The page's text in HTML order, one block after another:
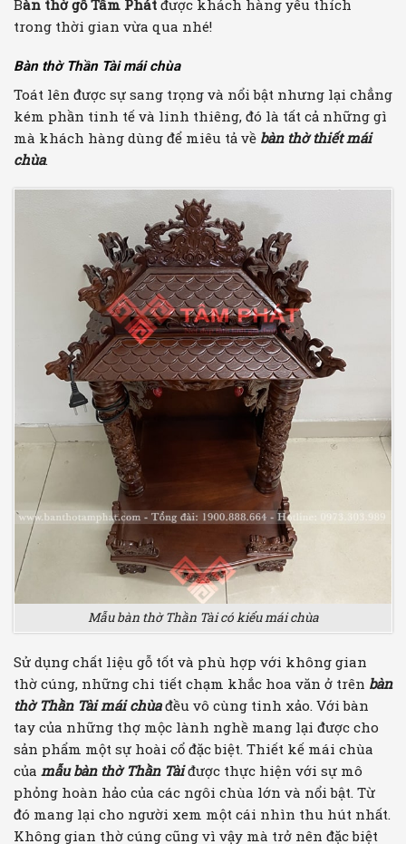
Bàn thờ gỗ Tâm Phát được khách hàng yêu thích
trong thời gian vừa qua nhé!
Bàn thờ Thần Tài mái chùa
Toát lên được sự sang trọng và nổi bật nhưng lại chẳng
kém phần tinh tế và linh thiêng, đó là tất cả những gì
mà khách hàng dùng để miêu tả về bàn thờ thiết mái
chùa.
Mẫu bàn thờ Thần Tài có kiểu mái chùa
Sử dụng chất liệu gỗ tốt và phù hợp với không gian
thờ cúng, những chi tiết chạm khắc hoa văn ở trên bàn
thờ Thần Tài mái chùađều vô cùng tinh xảo. Với bàn
tay của những thợ mộc lành nghề mang lại được cho
sản phẩm một sự hoài cổ đặc biệt. Thiết kế mái chùa
của mẫu bàn thờ Thần Tàiđược thực hiện với sự mô
phỏng hoàn hảo của các ngôi chùa lớn và nổi bật. Từ
đó mang lại cho người xem một cái nhìn thu hút nhất.
Không gian thờ cúng cũng vì vậy mà trở nên đặc biệt